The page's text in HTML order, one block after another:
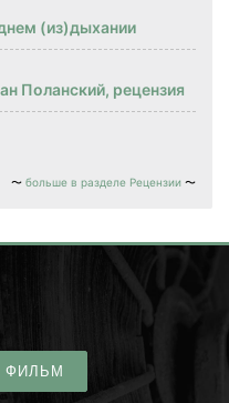
(из)дыхании
Поланский, рецензия
больше в разделе Рецензии
ФИЛЬМ